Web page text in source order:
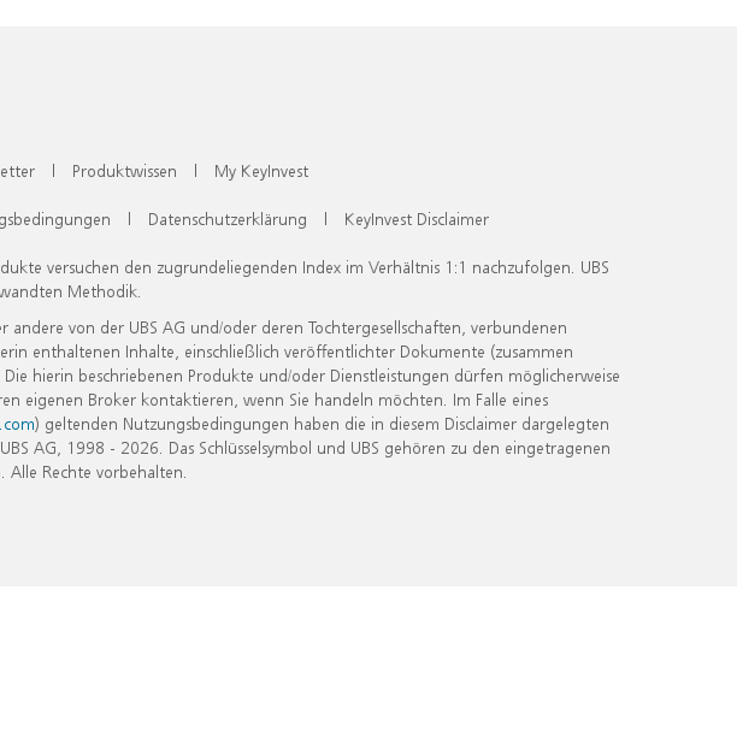
| Produktwissen | My KeyInvest
| Datenschutzerklärung | KeyInvest Disclaimer
versuchen den zugrundeliegenden Index im Verhältnis 1:1 nachzufolgen. UBS
Methodik.
von der UBS AG und/oder deren Tochtergesellschaften, verbundenen
enthaltenen Inhalte, einschließlich veröffentlichter Dokumente (zusammen
hierin beschriebenen Produkte und/oder Dienstleistungen dürfen möglicherweise
eigenen Broker kontaktieren, wenn Sie handeln möchten. Im Falle eines
) geltenden Nutzungsbedingungen haben die in diesem Disclaimer dargelegten
AG, 1998 - 2026. Das Schlüsselsymbol und UBS gehören zu den eingetragenen
Rechte vorbehalten.